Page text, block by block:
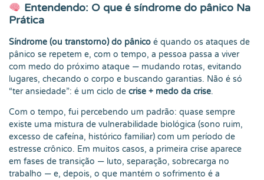
Entendendo: O que é síndrome do pânico Na
Prática
Síndrome (ou transtorno) do pânico é quando os ataques de
pânico se repetem e, com o tempo, a pessoa passa a viver
com medo do próximo ataque — mudando rotas, evitando
lugares, checando o corpo e buscando garantias. Não é só
“ter ansiedade”: é um ciclo de crise + medo da crise.
Com o tempo, fui percebendo um padrão: quase sempre
existe uma mistura de vulnerabilidade biológica (sono ruim,
excesso de cafeína, histórico familiar) com um período de
estresse crônico. Em muitos casos, a primeira crise aparece
em fases de transição — luto, separação, sobrecarga no
trabalho — e, depois, o que mantém o sofrimento é a